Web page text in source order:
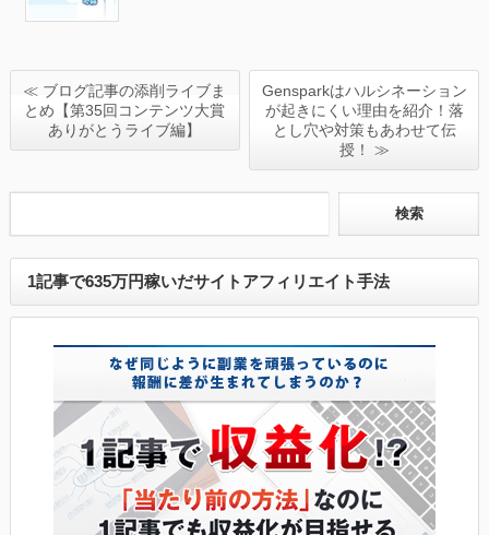
≪ ブログ記事の添削ライブま
とめ【第35回コンテンツ大賞
ありがとうライブ編】
Gensparkはハルシネーション
が起きにくい理由を紹介！落
とし穴や対策もあわせて伝
授！ ≫
1記事で635万円稼いだサイトアフィリエイト手法